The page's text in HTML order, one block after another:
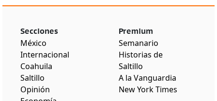
Secciones
México
Internacional
Coahuila
Saltillo
Opinión
Premium
Semanario
Historias de
Saltillo
A la Vanguardia
New York Times